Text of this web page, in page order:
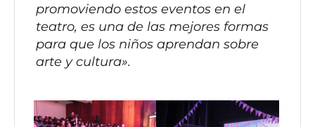
promoviendo estos eventos en el
teatro, es una de las mejores formas
para que los niños aprendan sobre
arte y cultura».